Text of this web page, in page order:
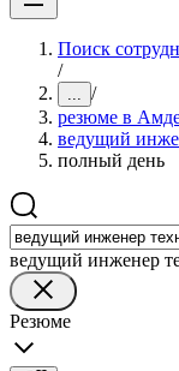
Поиск
/
... /
резюме в
ведущий
полный день
ведущий инженер
Резюме